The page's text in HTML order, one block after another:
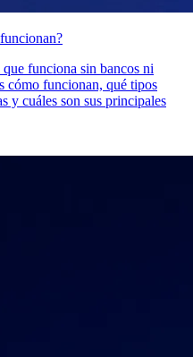
funciona sin bancos ni
cómo funcionan, qué tipos
y cuáles son sus principales